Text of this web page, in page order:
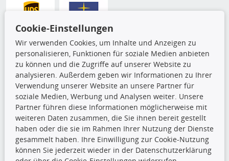
Die hier angezeigten Daten,
insbesondere die gesamte Datenbank,
dürfen nicht kopiert werden. Es ist zu
unterlassen, die Daten oder die gesamte Datenbank ohne
vorherige Zustimmung TecDocs zu vervielfältigen, zu
Cookie-Einstellungen
Wir verwenden Cookies, um Inhalte und Anzeigen zu
personalisieren, Funktionen für soziale Medien anbieten
zu können und die Zugriffe auf unserer Website zu
analysieren. Außerdem geben wir Informationen zu Ihrer
Verwendung unserer Website an unsere Partner für
soziale Medien, Werbung und Analysen weiter. Unsere
Partner führen diese Informationen möglicherweise mit
weiteren Daten zusammen, die Sie ihnen bereit gestellt
haben oder die sie im Rahmen Ihrer Nutzung der Dienste
gesammelt haben. Ihre Einwilligung zur Cookie-Nutzung
können Sie jederzeit wieder in der Datenschutzerklärung